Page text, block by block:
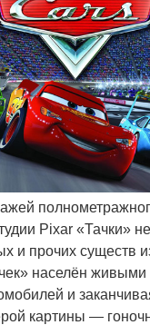
Pixar «Тачки»
и прочих существ
населён
и
картины —